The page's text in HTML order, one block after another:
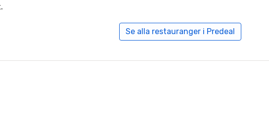
Se alla restauranger i Predeal